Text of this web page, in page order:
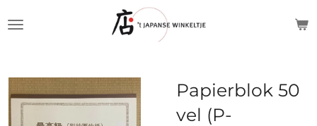
de
hoofdinhoud
Papierblok 50
vel (P-